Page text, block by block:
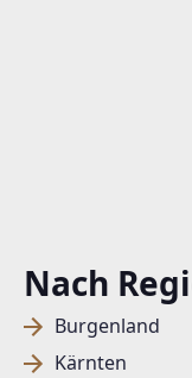
Nach
Burgenland
Kärnten